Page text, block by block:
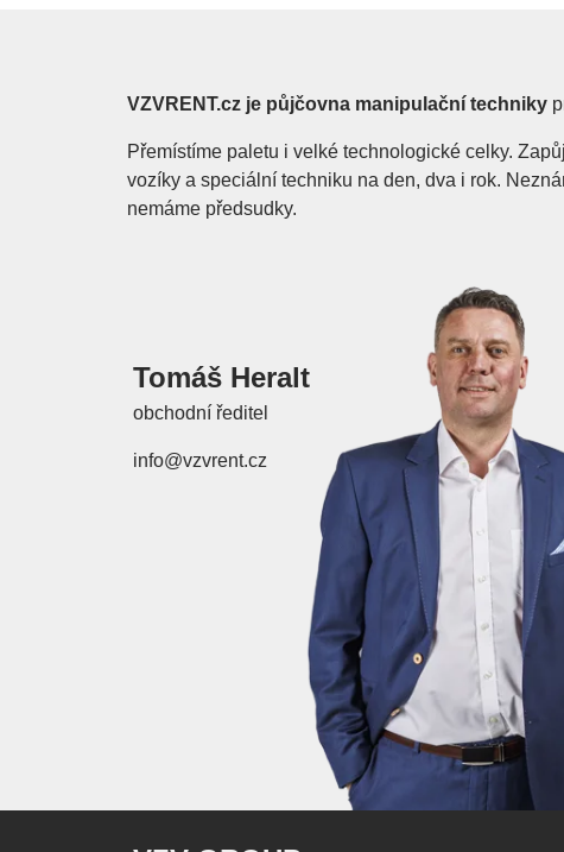
VZVRENT.cz je půjčovna manipulační techniky
Přemístíme paletu i velké technologické celky.
vozíky a speciální techniku na den, dva i rok.
nemáme předsudky.
Tomáš Heralt
obchodní ředitel
info@vzvrent.cz